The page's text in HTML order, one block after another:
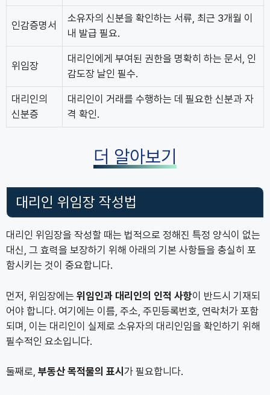
인감증명서
소유자의 신분을 확인하는 서류, 최근 3개월 이
내 발급 필요.
위임장
대리인에게 부여된 권한을 명확히 하는 문서, 인
감도장 날인 필수.
대리인의
신분증
대리인이 거래를 수행하는 데 필요한 신분과 자
격 확인.
더 알아보기
대리인 위임장 작성법
대리인 위임장을 작성할 때는 법적으로 정해진 특정 양식이 없는
대신, 그 효력을 보장하기 위해 아래의 기본 사항들을 충실히 포
함시키는 것이 중요합니다.
먼저, 위임장에는 위임인과 대리인의 인적 사항이 반드시 기재되
어야 합니다. 여기에는 이름, 주소, 주민등록번호, 연락처가 포함
되며, 이는 대리인이 실제로 소유자의 대리인임을 확인하기 위해
필수적인 요소입니다.
둘째로, 부동산 목적물의 표시 가 필요합니다.